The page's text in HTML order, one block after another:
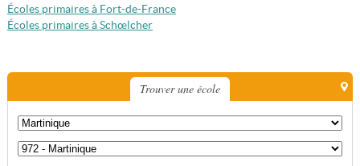
Écoles primaires à Fort-de-France
Écoles primaires à Schœlcher
Trouver une école